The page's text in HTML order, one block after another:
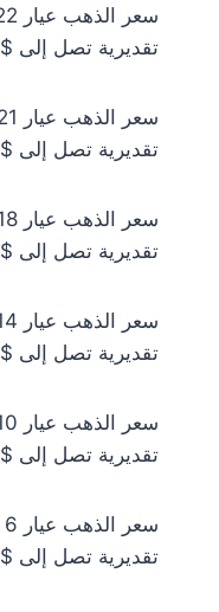
تقديرية تصل إلى $7.81.
تقديرية تصل إلى $7.45.
تقديرية تصل إلى $6.39.
تقديرية تصل إلى $4.97.
تقديرية تصل إلى $3.55.
تقديرية تصل إلى $2.13.